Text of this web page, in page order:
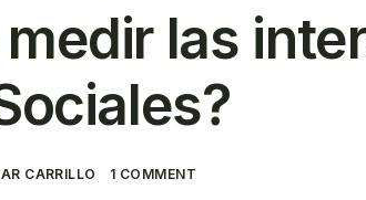
las
CARRILLO 1 COMMENT